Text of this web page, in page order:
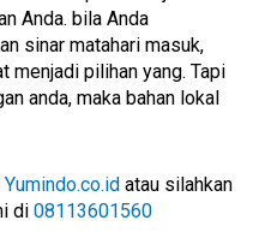
Anda. bila Anda
sinar matahari masuk,
menjadi pilihan yang. Tapi
anda, maka bahan lokal
Yumindo.co.id atau silahkan
di 08113601560